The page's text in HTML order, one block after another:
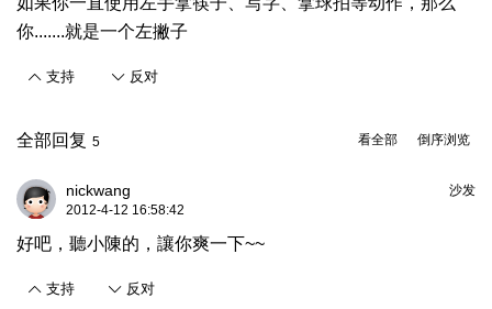
你.......就是一个左撇子
支持 反对
倒序浏览
看全部
全部回复 5
沙发
nickwang
2012-4-12 16:58:42
好吧，聽小陳的，讓你爽一下~~
支持 反对